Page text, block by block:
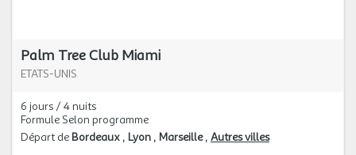
Palm Tree Club Miami
ETATS-UNIS
6 jours / 4 nuits
Formule Selon programme
Départ de Bordeaux Lyon Marseille Autres villes